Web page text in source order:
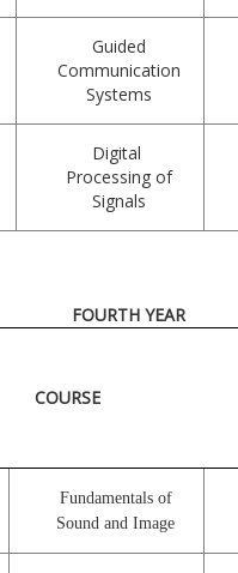
Guided
Communication
Systems
Digital
Processing of
Signals
COURSE
Fundamentals of
Sound and Image
FOURTH YEAR